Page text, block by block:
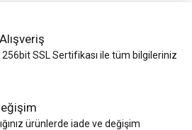
SSL Sertifikası ile tüm bilgileriniz
ürünlerde iade ve değişim